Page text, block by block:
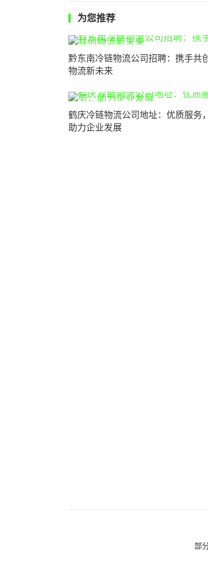
为您推荐
黔东南冷链物流公司招聘：携手共创
物流新未来
鹤庆冷链物流公司地址：优质服务，
助力企业发展
部